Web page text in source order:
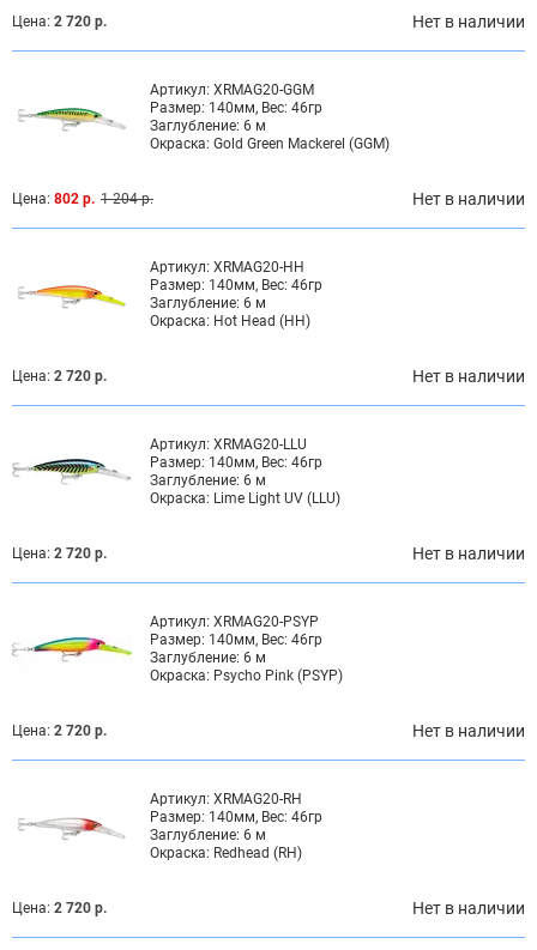
Цена: 2 720 р. Нет в наличии
Артикул: XRMAG20-GGM
Размер: 140мм, Вес: 46гр
Заглубление: 6 м
Окраска: Gold Green Mackerel (GGM)
Цена: 802 р. 1 204 р. Нет в наличии
Артикул: XRMAG20-HH
Размер: 140мм, Вес: 46гр
Заглубление: 6 м
Окраска: Hot Head (HH)
Цена: 2 720 р. Нет в наличии
Артикул: XRMAG20-LLU
Размер: 140мм, Вес: 46гр
Заглубление: 6 м
Окраска: Lime Light UV (LLU)
Цена: 2 720 р. Нет в наличии
Артикул: XRMAG20-PSYP
Размер: 140мм, Вес: 46гр
Заглубление: 6 м
Окраска: Psycho Pink (PSYP)
Цена: 2 720 р. Нет в наличии
Артикул: XRMAG20-RH
Размер: 140мм, Вес: 46гр
Заглубление: 6 м
Окраска: Redhead (RH)
Цена: 2 720 р. Нет в наличии